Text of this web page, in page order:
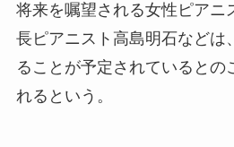
将来を嘱望される女性ピアニ
長ピアニスト高島明石などは
ることが予定されているとの
れるという。